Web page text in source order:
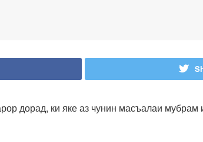
дорад, ки яке аз чунин масъалаи